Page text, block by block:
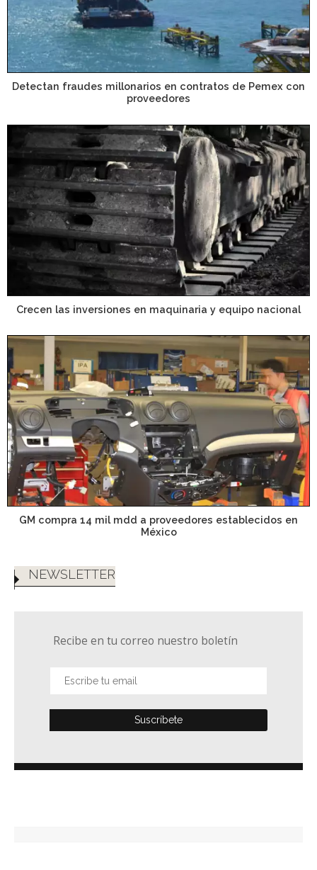
Detectan fraudes millonarios en contratos de Pemex con
proveedores
Crecen las inversiones en maquinaria y equipo nacional
GM compra 14 mil mdd a proveedores establecidos en
México
NEWSLETTER
Recibe en tu correo nuestro boletín